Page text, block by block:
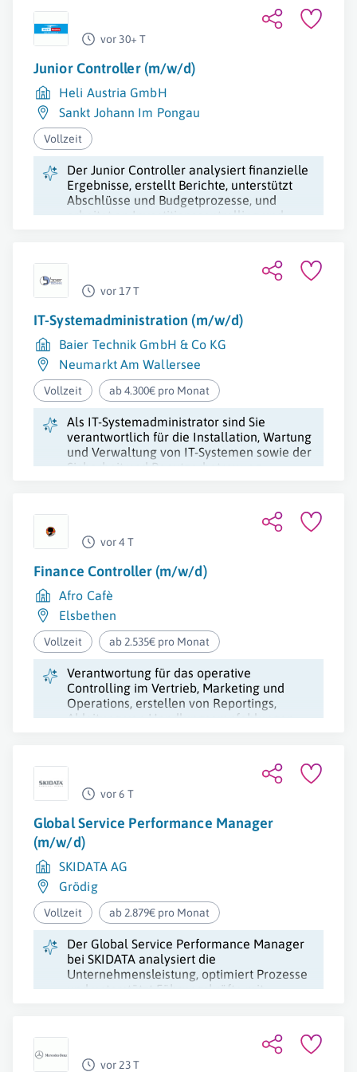
vor 30+ T
Junior Controller (m/w/d)
Heli Austria GmbH
Sankt Johann Im Pongau
Vollzeit
Der Junior Controller analysiert finanzielle
Ergebnisse, erstellt Berichte, unterstützt
Abschlüsse und Budgetprozesse, und
arbeitet an Investitionscontrolling und
vor 17 T
IT-Systemadministration (m/w/d)
Baier Technik GmbH & Co KG
Neumarkt Am Wallersee
Vollzeit ab 4.300€ pro Monat
Als IT-Systemadministrator sind Sie
verantwortlich für die Installation, Wartung
und Verwaltung von IT-Systemen sowie der
Sicherheit und Benutzerbetreuung.
vor 4 T
Finance Controller (m/w/d)
Afro Cafè
Elsbethen
Vollzeit ab 2.535€ pro Monat
Verantwortung für das operative
Controlling im Vertrieb, Marketing und
Operations, erstellen von Reportings,
Ableitung von Handlungsempfehlungen
vor 6 T
Global Service Performance Manager
(m/w/d)
SKIDATA AG
Grödig
Vollzeit ab 2.879€ pro Monat
Der Global Service Performance Manager
bei SKIDATA analysiert die
Unternehmensleistung, optimiert Prozesse
und unterstützt Führungskräfte mit
vor 23 T